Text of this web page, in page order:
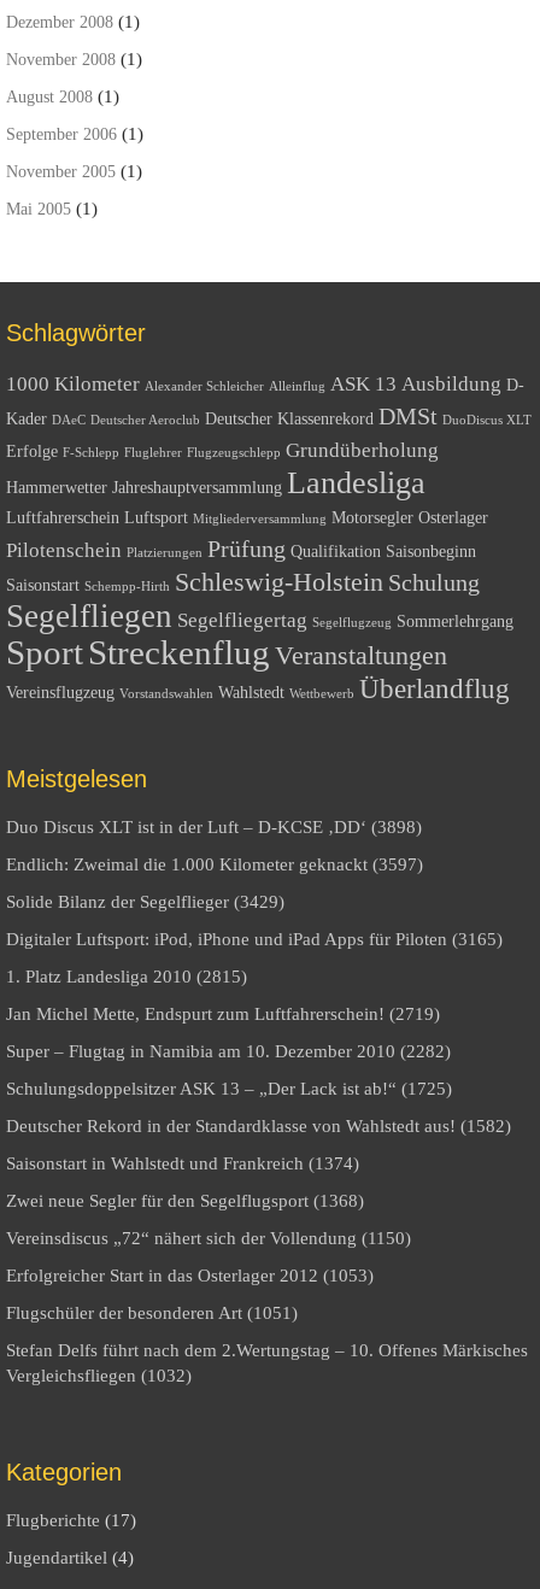
Dezember 2008 (1)
November 2008 (1)
August 2008 (1)
September 2006 (1)
November 2005 (1)
Mai 2005 (1)
Schlagwörter
1000 Kilometer Alexander Schleicher Alleinflug ASK 13 Ausbildung D-
Kader DAeC Deutscher Aeroclub Deutscher Klassenrekord DMSt DuoDiscus XLT
Erfolge F-Schlepp Fluglehrer Flugzeugschlepp Grundüberholung
Hammerwetter Jahreshauptversammlung Landesliga
Luftfahrerschein Luftsport Mitgliederversammlung Motorsegler Osterlager
Pilotenschein Platzierungen Prüfung Qualifikation Saisonbeginn
Saisonstart Schempp-Hirth Schleswig-Holstein Schulung
Segelfliegen Segelfliegertag Segelflugzeug Sommerlehrgang
SportStreckenflug Veranstaltungen
Vereinsflugzeug Vorstandswahlen Wahlstedt Wettbewerb Überlandflug
Meistgelesen
Duo Discus XLT ist in der Luft – D-KCSE ‚DD‘ (3898)
Endlich: Zweimal die 1.000 Kilometer geknackt (3597)
Solide Bilanz der Segelflieger (3429)
Digitaler Luftsport: iPod, iPhone und iPad Apps für Piloten (3165)
1. Platz Landesliga 2010 (2815)
Jan Michel Mette, Endspurt zum Luftfahrerschein! (2719)
Super – Flugtag in Namibia am 10. Dezember 2010 (2282)
Schulungsdoppelsitzer ASK 13 – „Der Lack ist ab!“ (1725)
Deutscher Rekord in der Standardklasse von Wahlstedt aus! (1582)
Saisonstart in Wahlstedt und Frankreich (1374)
Zwei neue Segler für den Segelflugsport (1368)
Vereinsdiscus „72“ nähert sich der Vollendung (1150)
Erfolgreicher Start in das Osterlager 2012 (1053)
Flugschüler der besonderen Art (1051)
Stefan Delfs führt nach dem 2.Wertungstag – 10. Offenes Märkisches
Vergleichsfliegen (1032)
Kategorien
Flugberichte (17)
Jugendartikel (4)